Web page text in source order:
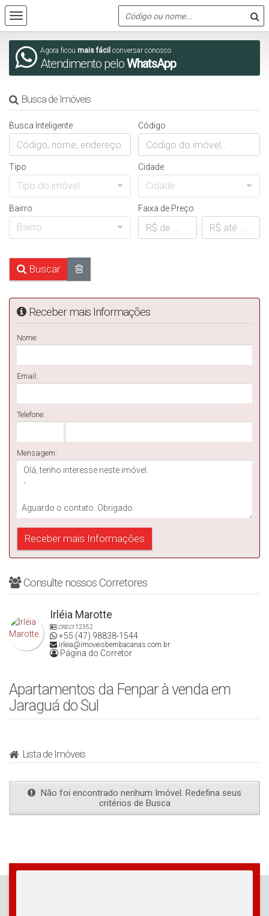
Agora ficou mais fácil conversar conosco
Atendimento peloWhatsApp
Busca de Imóveis
Busca Inteligente Código
Tipo
Tipo do imóvel...
Cidade
Cidade
Bairro
Bairro
Faixa de Preço
Buscar
Receber mais Informações
Nome:
Email:
Telefone:
Mensagem:
Consulte nossos Corretores
Irléia Marotte
CRECI12352
+55 (47) 98838-1544
irleia@imoveisbembacanas.com.br
Página do Corretor
Apartamentos da Fenpar à venda em
Jaraguá do Sul
Lista de Imóveis
Não foi encontrado nenhum Imóvel. Redefina seus
critérios de Busca